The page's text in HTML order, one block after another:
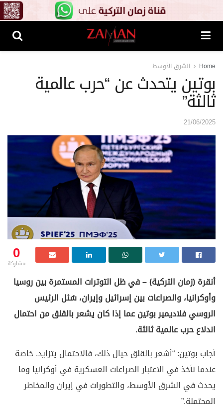
Home الشرق الأوسط
بوتين يتحدث عن “حرب عالمية
ثالثة”
21/06/2025
0
مشاركة
أنقرة (زمان التركية) – في ظل التوترات المستمرة بين روسيا
وأوكرانيا، والصراعات بين إسرائيل وإيران، سُئل الرئيس
الروسي فلاديمير بوتين عما إذا كان يشعر بالقلق من احتمال
اندلاع حرب عالمية ثالثة.
أجاب بوتين: “أشعر بالقلق حيال ذلك، فالاحتمال يتزايد. خاصة
عندما نأخذ في الاعتبار الصراعات العسكرية في أوكرانيا وما
يحدث في الشرق الأوسط، والتطورات في إيران والمخاطر
المحتملة.”